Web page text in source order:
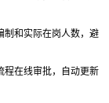
制和实际在岗人数，避
程在线审批，自动更新